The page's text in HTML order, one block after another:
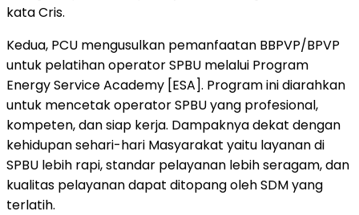
kata Cris.
Kedua, PCU mengusulkan pemanfaatan BBPVP/BPVP
untuk pelatihan operator SPBU melalui Program
Energy Service Academy [ESA]. Program ini diarahkan
untuk mencetak operator SPBU yang profesional,
kompeten, dan siap kerja. Dampaknya dekat dengan
kehidupan sehari-hari Masyarakat yaitu layanan di
SPBU lebih rapi, standar pelayanan lebih seragam, dan
kualitas pelayanan dapat ditopang oleh SDM yang
terlatih.